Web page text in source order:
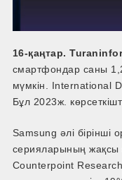
16-қаңтар.
смартфондар саны
мүмкін. International
Бұл 2023ж.
Samsung әлі бірінші
серияларының жақсы
Counterpoint Research